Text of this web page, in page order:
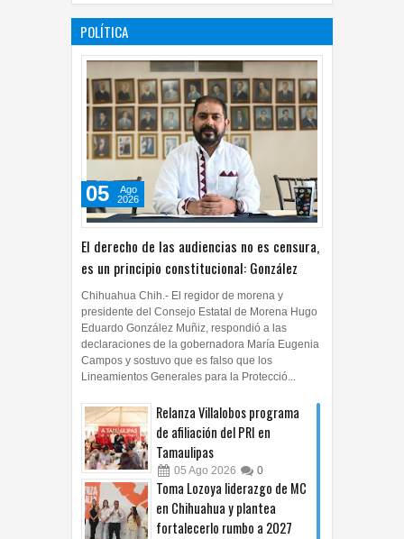
07 Jul 2026 0
POLÍTICA
El derecho de las audiencias no es censura,
es un principio constitucional: González
05
Ago
2026
Chihuahua Chih.- El regidor de morena y
presidente del Consejo Estatal de Morena Hugo
Eduardo González Muñiz, respondió a las
declaraciones de la gobernadora María Eugenia
Campos y sostuvo que es falso que los
Lineamientos Generales para la Protecció...
Relanza Villalobos programa
de afiliación del PRI en
Tamaulipas
05 Ago 2026 0
Toma Lozoya liderazgo de MC
en Chihuahua y plantea
fortalecerlo rumbo a 2027